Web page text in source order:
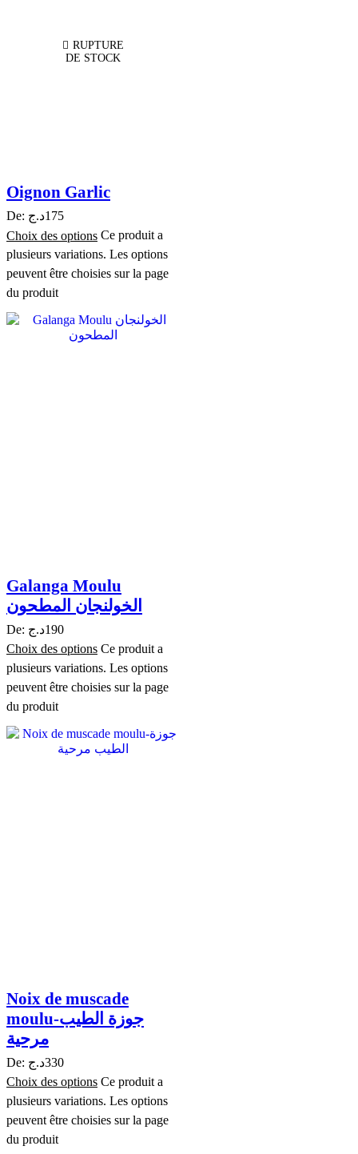
RUPTURE
DE STOCK
Oignon Garlic
De: 175د.ج
Choix des options Ce produit a
plusieurs variations. Les options
peuvent être choisies sur la page
du produit
Galanga Moulu
الخولنجان المطحون
De: 190د.ج
Choix des options Ce produit a
plusieurs variations. Les options
peuvent être choisies sur la page
du produit
Noix de muscade
moulu-جوزة الطيب
مرحية
De: 330د.ج
Choix des options Ce produit a
plusieurs variations. Les options
peuvent être choisies sur la page
du produit